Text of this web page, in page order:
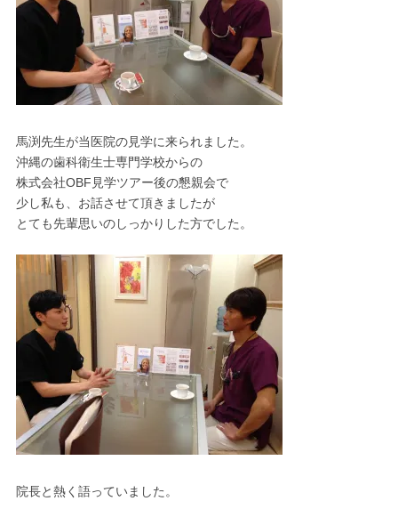
馬渕先生が当医院の見学に来られました。
沖縄の歯科衛生士専門学校からの
株式会社OBF見学ツアー後の懇親会で
少し私も、お話させて頂きましたが
とても先輩思いのしっかりした方でした。
院長と熱く語っていました。